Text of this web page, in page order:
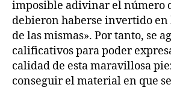
imposible adivinar el número
debieron haberse invertido
de las mismas». Por tanto, se
calificativos para poder
calidad de esta maravillosa
conseguir el material en que